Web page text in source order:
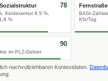
Kinderarmut 8,5 %,
%
78
BASt-
Kfz/Tag
im PLZ-Gebiet
90
nachvollziehbaren Kontextdaten.